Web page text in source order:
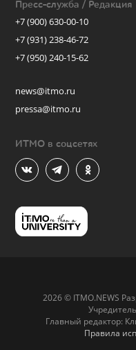
Пресс-служба / Редакция
+7 (900) 630-00-10
+7 (931) 238-46-72
+7 (950) 240-15-62
news@itmo.ru
pressa@itmo.ru
ИТМО в соцсетях
2026 © ITMO.NEWS
Главный редактор:
Правила